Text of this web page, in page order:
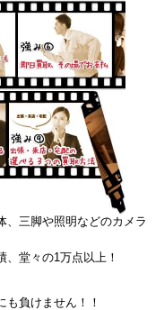
、三脚や照明などのカメラ
堂々の1万点以上！
も負けません！！